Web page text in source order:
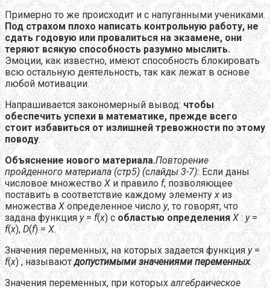
Примерно то же происходит и с напуганными учениками.
Под страхом плохо написать контрольную работу, не
сдать годовую или провалиться на экзамене, они
теряют всякую способность разумно мыслить.
Эмоции, как известно, имеют способность блокировать
всю остальную деятельность, так как лежат в основе
любой мотивации.
Напрашивается закономерный вывод: чтобы
обеспечить успехи в математике, прежде всего
стоит избавиться от излишней тревожности по этому
поводу.
Объяснение нового материала.Повторение
пройденного материала (стр5) (слайды 3-7): Если даны
числовое множествоX и правило f, позволяющее
поставить в соответствие каждому элементуx из
множества Xопределенное число y, то говорят, что
задана функция y= f(x) с областью определения X: y=
f(x), D(f) =X.
Значения переменных, на которых задается функция y=
f(x) , называютдопустимыми значениями переменных.
Значения переменных, при которых алгебраическое